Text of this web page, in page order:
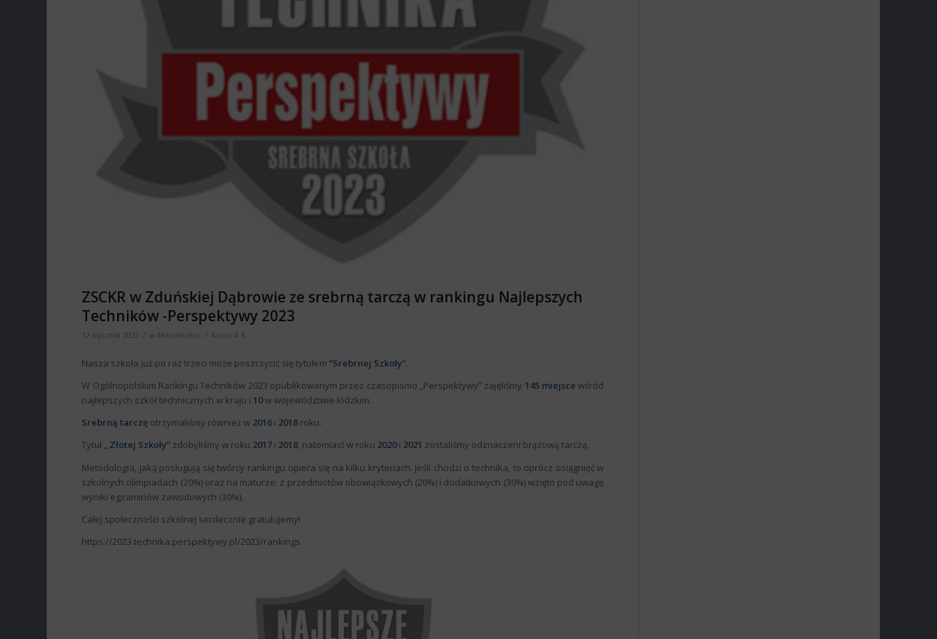
ZSCKR w Zduńskiej Dąbrowie ze srebrną tarczą w rankingu Najlepszych
Techników -Perspektywy 2023
12 stycznia 2023 / wAktualności / AutorA K
Nasza szkoła już po raz trzeci może poszczycić się tytułem“Srebrnej Szkoły”.
W Ogólnopolskim Rankingu Techników 2023 opublikowanym przez czasopismo „Perspektywy” zajęliśmy 145 miejsce wśród
najlepszych szkół technicznych w kraju i 10w województwie łódzkim.
Srebrną tarczę otrzymaliśmy również w 2016i 2018roku.
Tytuł ,,Złotej Szkoły” zdobyliśmy w roku 2017 i 2018, natomiast w roku 2020i 2021 zostaliśmy odznaczeni brązową tarczą.
Metodologia, jaką posługują się twórcy rankingu opiera się na kilku kryteriach. Jeśli chodzi o technika, to oprócz osiągnięć w
szkolnych olimpiadach (20%) oraz na maturze: z przedmiotów obowiązkowych (20%) i dodatkowych (30%) wzięto pod uwagę
wyniki egzaminów zawodowych (30%).
Całej społeczności szkolnej serdecznie gratulujemy!
https://2023.technika.perspektywy.pl/2023/rankings